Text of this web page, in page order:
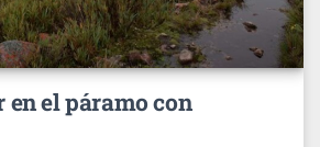
en el páramo con